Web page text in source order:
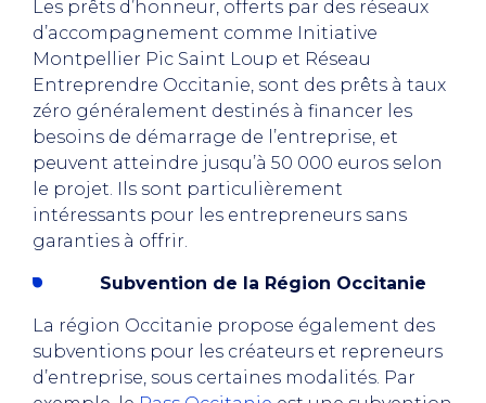
Les prêts d’honneur, offerts par des réseaux
d’accompagnement comme Initiative
Montpellier Pic Saint Loup et Réseau
Entreprendre Occitanie, sont des prêts à taux
zéro généralement destinés à financer les
besoins de démarrage de l’entreprise, et
peuvent atteindre jusqu’à 50 000 euros selon
le projet. Ils sont particulièrement
intéressants pour les entrepreneurs sans
garanties à offrir.
Subvention de la Région Occitanie
La région Occitanie propose également des
subventions pour les créateurs et repreneurs
d’entreprise, sous certaines modalités. Par